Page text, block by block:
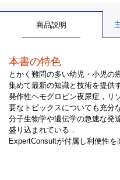
商品説明
本書の特色
とかく難問の多い幼児・小児の
集めて最新の知識と技術を提供
発作性ヘモグロビン夜尿症，リ
要なトピックスについても充分
分子生物学や遺伝学の急速な発
盛り込まれている．
ExpertConsultが付属し利便性を